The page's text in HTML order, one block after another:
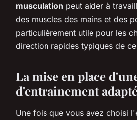
musculation peut aider à
des muscles des mains et des
particulièrement utile pour les
direction rapides typiques de
La mise en place
d'entrainement
Une fois que vous avez choisi